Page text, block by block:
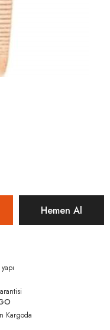
Kargoda